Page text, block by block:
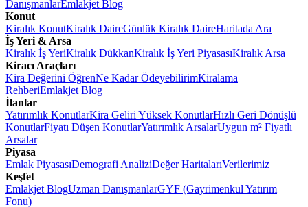
DanışmanlarEmlakjet Blog
Konut
Kiralık KonutKiralık DaireGünlük Kiralık DaireHaritada Ara
İş Yeri & Arsa
Kiralık İş YeriKiralık DükkanKiralık İş Yeri PiyasasıKiralık Arsa
Kiracı Araçları
Kira Değerini ÖğrenNe Kadar ÖdeyebilirimKiralama
RehberiEmlakjet Blog
İlanlar
Yatırımlık KonutlarKira Geliri Yüksek KonutlarHızlı Geri Dönüşlü
KonutlarFiyatı Düşen KonutlarYatırımlık ArsalarUygun m² Fiyatlı
Arsalar
Piyasa
Emlak PiyasasıDemografi AnaliziDeğer HaritalarıVerilerimiz
Keşfet
Emlakjet BlogUzman DanışmanlarGYF (Gayrimenkul Yatırım
Fonu)